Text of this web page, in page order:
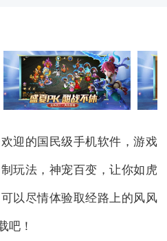
迎的国民级手机软件，游戏
玩法，神宠百变，让你如虎
以尽情体验取经路上的风风
吧！